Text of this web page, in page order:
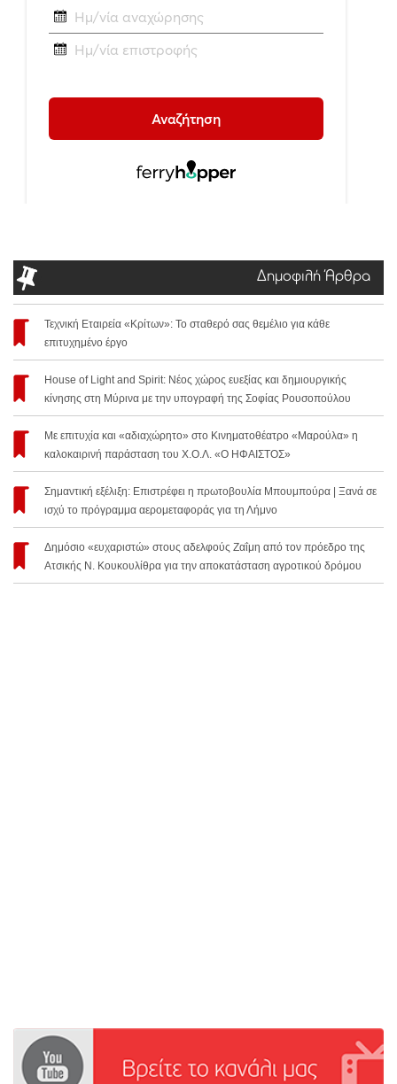
Δημοφιλή Άρθρα
Τεχνική Εταιρεία «Κρίτων»: Το σταθερό σας θεμέλιο για κάθε
επιτυχημένο έργο
House of Light and Spirit: Νέος χώρος ευεξίας και δημιουργικής
κίνησης στη Μύρινα με την υπογραφή της Σοφίας Ρουσοπούλου
Με επιτυχία και «αδιαχώρητο» στο Κινηματοθέατρο «Μαρούλα» η
καλοκαιρινή παράσταση του Χ.Ο.Λ. «Ο ΗΦΑΙΣΤΟΣ»
Σημαντική εξέλιξη: Επιστρέφει η πρωτοβουλία Μπουμπούρα | Ξανά σε
ισχύ το πρόγραμμα αερομεταφοράς για τη Λήμνο
Δημόσιο «ευχαριστώ» στους αδελφούς Ζαΐμη από τον πρόεδρο της
Ατσικής Ν. Κουκουλίθρα για την αποκατάσταση αγροτικού δρόμου